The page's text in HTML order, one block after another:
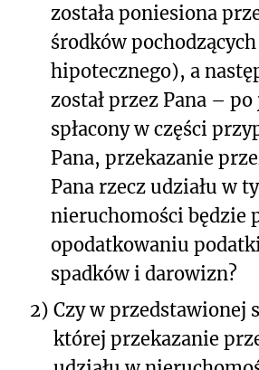
została poniesiona
środków
hipotecznego), a
został przez Pana –
spłacony w części
Pana, przekazanie
Pana rzecz udziału w
nieruchomości będzie
opodatkowaniu
spadków i darowizn?
2) Czy w przedstawionej
której przekazanie